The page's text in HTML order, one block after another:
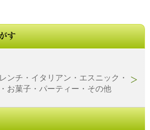
ンチ・イタリアン・エスニック・
お菓子・パーティー・その他